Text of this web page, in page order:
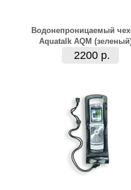
Водонепроницаемый
Aquatalk AQM
2200 р.